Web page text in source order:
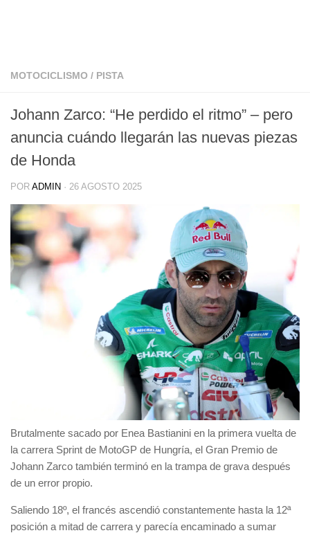
MOTOCICLISMO / PISTA
Johann Zarco: “He perdido el ritmo” – pero
anuncia cuándo llegarán las nuevas piezas
de Honda
POR ADMIN · 26 AGOSTO 2025
Brutalmente sacado por Enea Bastianini en la primera vuelta de
la carrera Sprint de MotoGP de Hungría, el Gran Premio de
Johann Zarco también terminó en la trampa de grava después
de un error propio.
Saliendo 18º, el francés ascendió constantemente hasta la 12ª
posición a mitad de carrera y parecía encaminado a sumar